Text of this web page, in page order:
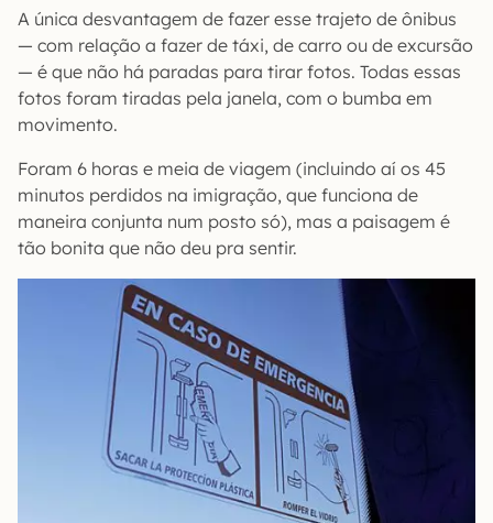
A única desvantagem de fazer esse trajeto de ônibus
— com relação a fazer de táxi, de carro ou de excursão
— é que não há paradas para tirar fotos. Todas essas
fotos foram tiradas pela janela, com o bumba em
movimento.
Foram 6 horas e meia de viagem (incluindo aí os 45
minutos perdidos na imigração, que funciona de
maneira conjunta num posto só), mas a paisagem é
tão bonita que não deu pra sentir.